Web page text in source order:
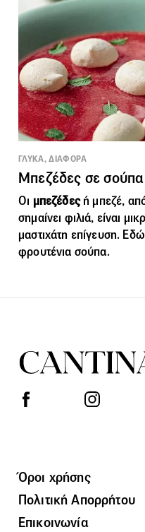
ΓΛΥΚΑ, ΔΙΑΦΟΡΑ
Μπεζέδες σε
Οι μπεζέδες ή μπεζέ,
σημαίνει φιλιά, είναι
μαστιχάτη επίγευση.
φρουτένια σούπα.
Όροι χρήσης
Πολιτική Απορρήτου
Επικοινωνία